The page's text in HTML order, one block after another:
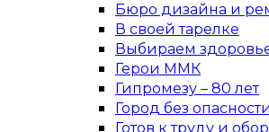
Бюро дизайна и
В своей тарелке
Выбираем
Герои ММК
Гипромезу – 80 лет
Город без опасности
Готов к труду и